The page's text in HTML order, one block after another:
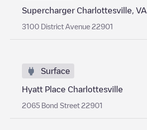
Supercharger Charlottesville, VA
3100 District Avenue 22901
Surface
Hyatt Place Charlottesville
2065 Bond Street 22901